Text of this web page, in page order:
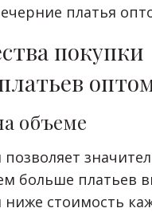
платья
покупки
объеме
больше платьев
ниже стоимость